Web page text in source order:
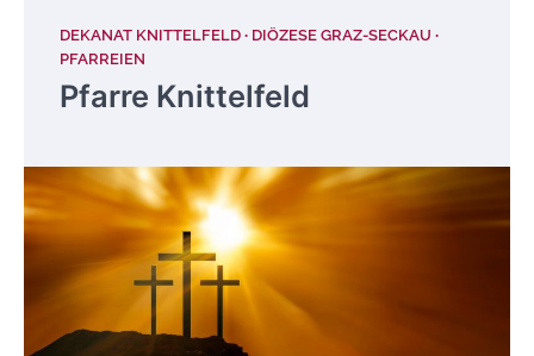
DEKANAT KNITTELFELD
DIÖZESE GRAZ-SECKAU
PFARREIEN
Pfarre Knittelfeld